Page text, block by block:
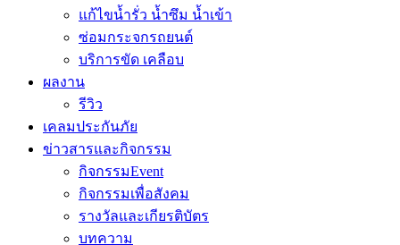
แก้ไขน้ำรั่ว น้ำซึม น้ำเข้า
ซ่อมกระจกรถยนต์
บริการขัด เคลือบ
ผลงาน
รีวิว
เคลมประกันภัย
ข่าวสารและกิจกรรม
กิจกรรมEvent
กิจกรรมเพื่อสังคม
รางวัลและเกียรติบัตร
บทความ